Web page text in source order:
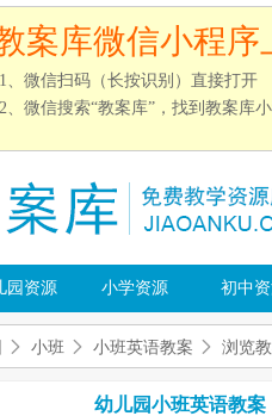
案库微信小程序
1、微信扫码（长按识别）直接打开
2、微信搜索“教案库”，找到教案库
园资源 小学资源 初中
小班 小班英语教案 浏览
幼儿园小班英语教案